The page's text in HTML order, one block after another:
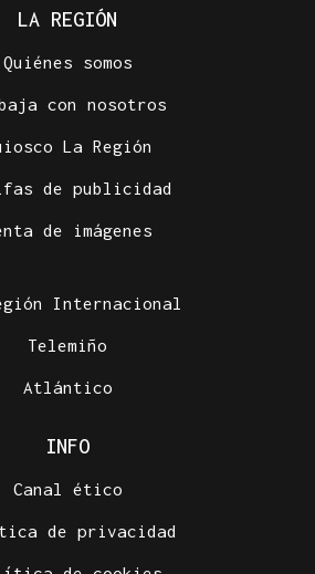
LA REGIÓN
Quiénes somos
con nosotros
La Región
de publicidad
de imágenes
Internacional
Telemiño
Atlántico
INFO
Canal ético
de privacidad